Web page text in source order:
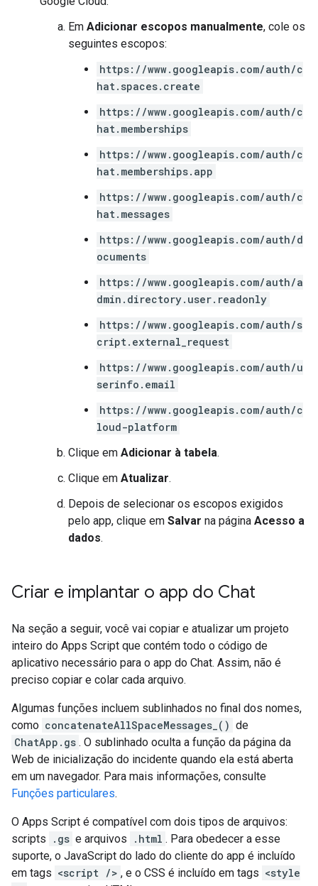
Em Adicionar escopos manualmente, cole os
seguintes escopos:
https://www.googleapis.com/auth/c
hat.spaces.create
https://www.googleapis.com/auth/c
hat.memberships
https://www.googleapis.com/auth/c
hat.memberships.app
https://www.googleapis.com/auth/c
hat.messages
https://www.googleapis.com/auth/d
ocuments
https://www.googleapis.com/auth/a
dmin.directory.user.readonly
https://www.googleapis.com/auth/s
cript.external_request
https://www.googleapis.com/auth/u
serinfo.email
https://www.googleapis.com/auth/c
loud-platform
Clique em Adicionar à tabela.
Clique em Atualizar.
Depois de selecionar os escopos exigidos
pelo app, clique em Salvar na página Acesso a
dados.
Criar e implantar o app do Chat
Na seção a seguir, você vai copiar e atualizar um projeto
inteiro do Apps Script que contém todo o código de
aplicativo necessário para o app do Chat. Assim, não é
preciso copiar e colar cada arquivo.
Algumas funções incluem sublinhados no final dos nomes,
como concatenateAllSpaceMessages_() de
ChatApp.gs . O sublinhado oculta a função da página da
Web de inicialização do incidente quando ela está aberta
em um navegador. Para mais informações, consulte
Funções particulares.
O Apps Script é compatível com dois tipos de arquivos:
scripts
.gs e arquivos .html . Para obedecer a esse
suporte, o JavaScript do lado do cliente do app é incluído
em tags <script /> , e o CSS é incluído em tags <style